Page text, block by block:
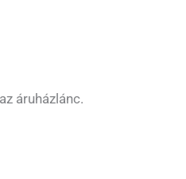
áruházlánc.